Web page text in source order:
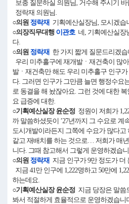
보충 질문하실 의원님, 거수해 주시기 바
정락재 의원님.
○의원 정락재 기획예산실장님, 모시겠습
○의장직무대행 이관호네, 기획예산실장
다.
○의원 정락재 한 가지 짧게 질문드리겠습
우리 미추홀구에 재개발ㆍ재건축이 많
발ㆍ재건축만 해도 우리 미추홀구 인구가
다. 그러면 인구가 그만큼 늘면 행정수요
로 동결을 해 놨잖아요. 그런 것에 대한
요 급증에 대한.
○기획예산실장 윤순정 정원이 저희가
까 말씀하셨듯이 ’27년까지 그 수요로 계
도시개발이라든지 그쪽에 수요가 많다고
같고 재배치를 하는 것으로… 저희가 매
니다. 그때 참고해서 그렇게 운영하겠습
○의원 정락재 지금 인구가 9만 정도가 더
지금 41만 인구에 1,222명하고 50만에
하는데요.
○기획예산실장 윤순정 지금 당장은 말씀
봐서 적절하게 효율적으로 운영하겠습니